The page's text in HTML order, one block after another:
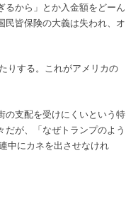
るから」とか入金額をどーん
民皆保険の大義は失われ、オ
りする。これがアメリカの
の支配を受けにくいという特
が、「なぜトランプのよう
中にカネを出させなけれ